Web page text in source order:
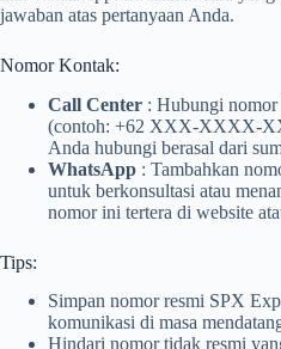
jawaban atas pertanyaan Anda.
Nomor Kontak:
Call Center : Hubungi
(contoh: +62 XXX-XXXX-
Anda hubungi berasal dari
WhatsApp : Tambahkan
untuk berkonsultasi atau
nomor ini tertera di website
Tips:
Simpan nomor resmi SPX
komunikasi di masa
Hindari nomor tidak resmi